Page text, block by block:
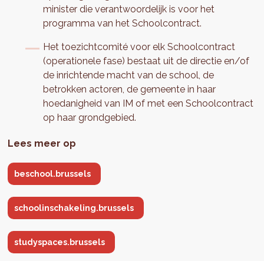
minister die verantwoordelijk is voor het
programma van het Schoolcontract.
Het toezichtcomité voor elk Schoolcontract
(operationele fase) bestaat uit de directie en/of
de inrichtende macht van de school, de
betrokken actoren, de gemeente in haar
hoedanigheid van IM of met een Schoolcontract
op haar grondgebied.
Lees meer op
beschool.brussels
schoolinschakeling.brussels
studyspaces.brussels